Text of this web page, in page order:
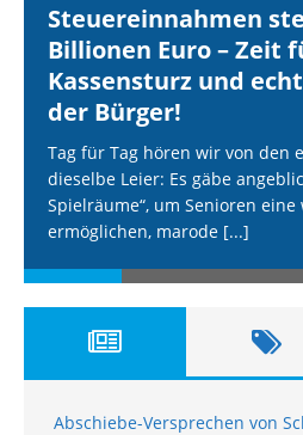
Steuereinnahmen
Billionen Euro – Zeit
Kassensturz und
der Bürger!
Tag für Tag hören wir von den
dieselbe Leier: Es gäbe
Spielräume“, um Senioren
ermöglichen, marode [...]
Abschiebe-Versprechen von